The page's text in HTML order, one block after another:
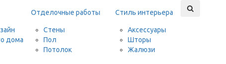
дома
Отделочные работы
Стены
Пол
Потолок
Стиль интерьера
Аксессуары
Шторы
Жалюзи